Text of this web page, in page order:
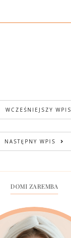
WCZEŚNIEJSZY WPIS
NASTĘPNY WPIS
DOMI ZAREMBA